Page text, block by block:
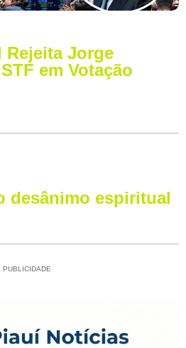
Rejeita Jorge
em Votação
desânimo espiritual
PUBLICIDADE